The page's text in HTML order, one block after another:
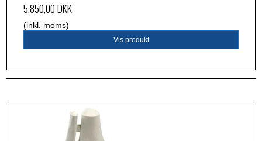
5.850,00 DKK
(inkl. moms)
Vis produkt